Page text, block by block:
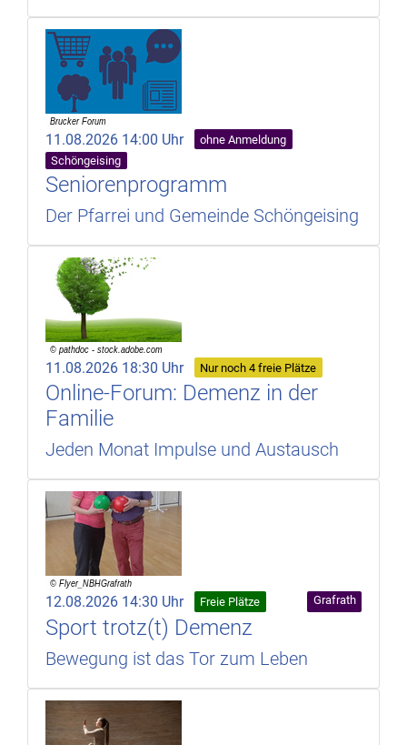
11.08.2026 14:00 Uhr
ohne Anmeldung
Schöngeising
Seniorenprogramm
Der Pfarrei und Gemeinde Schöngeising
11.08.2026 18:30 Uhr Nur noch 4 freie Plätze
Online-Forum: Demenz in der
Familie
Jeden Monat Impulse und Austausch
12.08.2026 14:30 Uhr Freie Plätze Grafrath
Sport trotz(t) Demenz
Bewegung ist das Tor zum Leben